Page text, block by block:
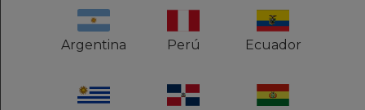
Cómo cambiar la contraseña del cPanel
Cómo verificar el espacio en disco del hospedaje o
Argentina Perú Ecuador